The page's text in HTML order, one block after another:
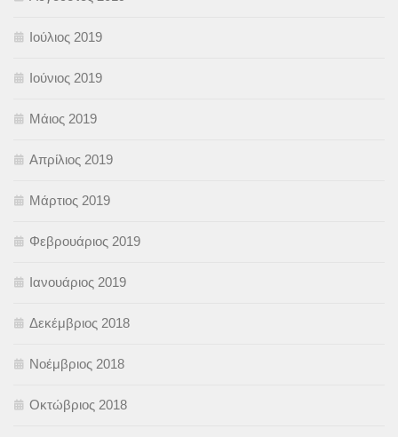
Ιούλιος 2019
Ιούνιος 2019
Μάιος 2019
Απρίλιος 2019
Μάρτιος 2019
Φεβρουάριος 2019
Ιανουάριος 2019
Δεκέμβριος 2018
Νοέμβριος 2018
Οκτώβριος 2018